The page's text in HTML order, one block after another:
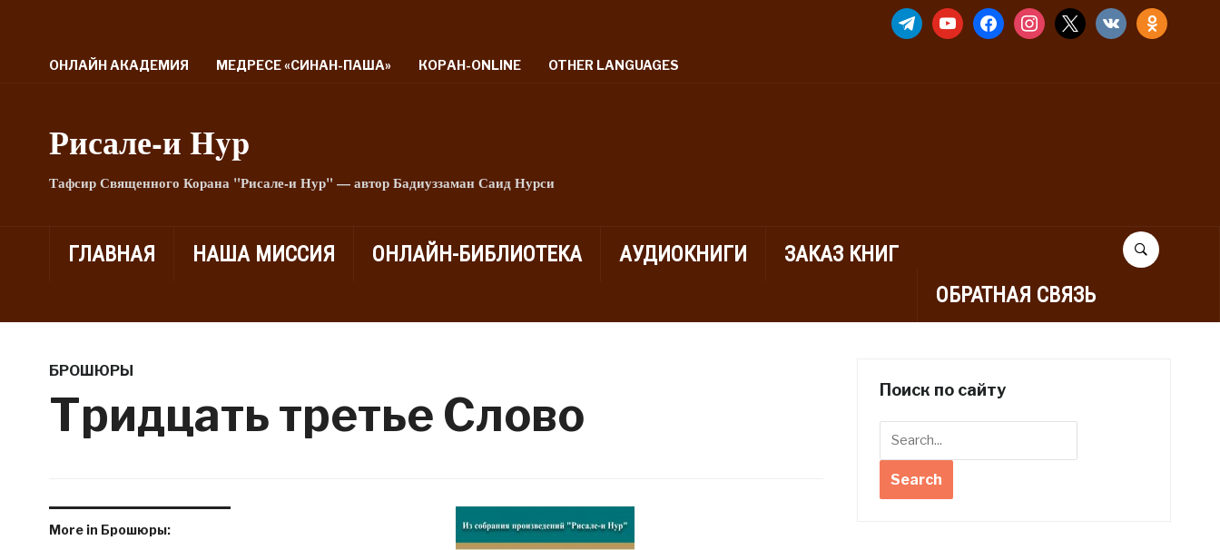
TELEGRAMYOUTUBEFACEBOOKINSTAGRAM
X VKONTAKTE
ОНЛАЙН АКАДЕМИЯ МЕДРЕСЕ «СИНАН-ПАША» КОРАН-ONLINE OTHER LANGUAGES
Рисале-и Hyp
Тафсир Священного Корана "Рисале-и Нур" — автор Бадиуззаман Саид Нурси
ГЛАВНАЯ НАША МИССИЯ ОНЛАЙН-БИБЛИОТЕКА АУДИОКНИГИ
ЗАКАЗ КНИГ
ОБРАТНАЯ СВЯЗЬ
БРОШЮРЫ
Тридцать третье Слово
More in Брошюры:
Поиск по сайту